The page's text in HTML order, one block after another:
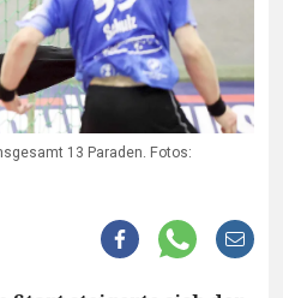
13 Paraden. Fotos: